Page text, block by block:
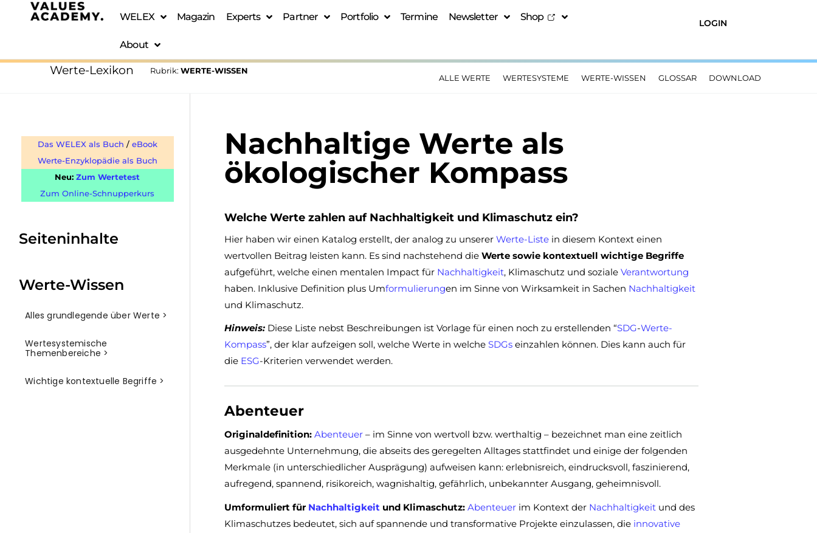
WELEX Magazin Experts Partner Portfolio Termine Newsletter Shop
About
LOGIN
Werte-Lexikon Rubrik:WERTE-WISSEN
ALLE WERTE WERTESYSTEME WERTE-WISSEN GLOSSAR DOWNLOAD
Das WELEX als Buch / eBook
Werte-Enzyklopädie als Buch
Neu:Zum Wertetest
Zum Online-Schnupperkurs
Seiteninhalte
Werte-Wissen
Alles grundlegende über Werte >
Wertesystemische
Themenbereiche >
Wichtige kontextuelle Begriffe >
Nachhaltige Werte als
ökologischer Kompass
Welche Werte zahlen auf Nachhaltigkeit und Klimaschutz ein?
Hier haben wir einen Katalog erstellt, der analog zu unsererWerte-Liste in diesem Kontext einen
wertvollen Beitrag leisten kann. Es sind nachstehend dieWerte sowie kontextuell wichtige Begriffe
aufgeführt, welche einen mentalen Impact für Nachhaltigkeit, Klimaschutz und sozialeVerantwortung
haben. Inklusive Definition plus Umformulierungen im Sinne von Wirksamkeit in Sachen Nachhaltigkeit
und Klimaschutz.
Hinweis: Diese Liste nebst Beschreibungen ist Vorlage für einen noch zu erstellenden “SDG-Werte-
Kompass”, der klar aufzeigen soll, welche Werte in welcheSDGs einzahlen können. Dies kann auch für
die ESG-Kriterien verwendet werden.
Abenteuer
Originaldefinition: Abenteuer – im Sinne von wertvoll bzw. werthaltig – bezeichnet man eine zeitlich
ausgedehnte Unternehmung, die abseits des geregelten Alltages stattfindet und einige der folgenden
Merkmale (in unterschiedlicher Ausprägung) aufweisen kann: erlebnisreich, eindrucksvoll, faszinierend,
aufregend, spannend, risikoreich, wagnishaltig, gefährlich, unbekannter Ausgang, geheimnisvoll.
Umformuliert für Nachhaltigkeit und Klimaschutz: Abenteuer im Kontext der Nachhaltigkeit und des
Klimaschutzes bedeutet, sich auf spannende und transformative Projekte einzulassen, die innovative